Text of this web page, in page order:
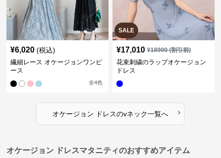
¥6,020 (税込)
繊細レース オケージョンワンピ
ース
全4色
SALE
¥17,010 ¥18900(割引前)
花束刺繍のラップオケージョン
ドレス
オケージョン ドレスのvネック一覧へ ›
オケージョン ドレスマタニティのおすすめアイテム